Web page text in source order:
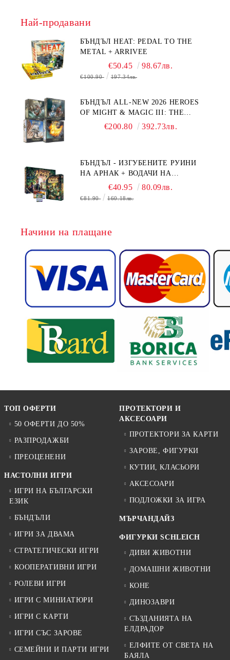
Най-продавани
БЪНДЪЛ HEAT: PEDAL TO THE
METAL + ARRIVEE
€50.45 98.67лв.
€100.90 197.34лв.
БЪНДЪЛ ALL-NEW 2026 HEROES
OF MIGHT & MAGIC III: THE
BOARD GAME EXPANSIONS -
€200.80 392.73лв.
БЪНДЪЛ - ИЗГУБЕНИТЕ РУИНИ
НА АРНАК + ВОДАЧИ НА
ЕКСПЕДИЦИИ + ПРОМО КАРТИ
БЕЗПЛАТНО
€40.95 80.09лв.
€81.90 160.18лв.
Начини на плащане
ТОП ОФЕРТИ
50 ОФЕРТИ ДО 50%
РАЗПРОДАЖБИ
ПРЕОЦЕНЕНИ
НАСТОЛНИ ИГРИ
ИГРИ НА БЪЛГАРСКИ
ЕЗИК
БЪНДЪЛИ
ИГРИ ЗА ДВАМА
СТРАТЕГИЧЕСКИ ИГРИ
КООПЕРАТИВНИ ИГРИ
РОЛЕВИ ИГРИ
ИГРИ С МИНИАТЮРИ
ИГРИ С КАРТИ
ИГРИ СЪС ЗАРОВЕ
СЕМЕЙНИ И ПАРТИ ИГРИ
ПРОТЕКТОРИ И
АКСЕСОАРИ
ПРОТЕКТОРИ ЗА КАРТИ
ЗАРОВЕ, ФИГУРКИ
КУТИИ, КЛАСЬОРИ
АКСЕСОАРИ
ПОДЛОЖКИ ЗА ИГРА
МЪРЧАНДАЙЗ
ФИГУРКИ SCHLEICH
ДИВИ ЖИВОТНИ
ДОМАШНИ ЖИВОТНИ
КОНЕ
ДИНОЗАВРИ
СЪЗДАНИЯТА НА
ЕЛДРАДОР
ЕЛФИТЕ ОТ СВЕТА НА
БАЯЛА